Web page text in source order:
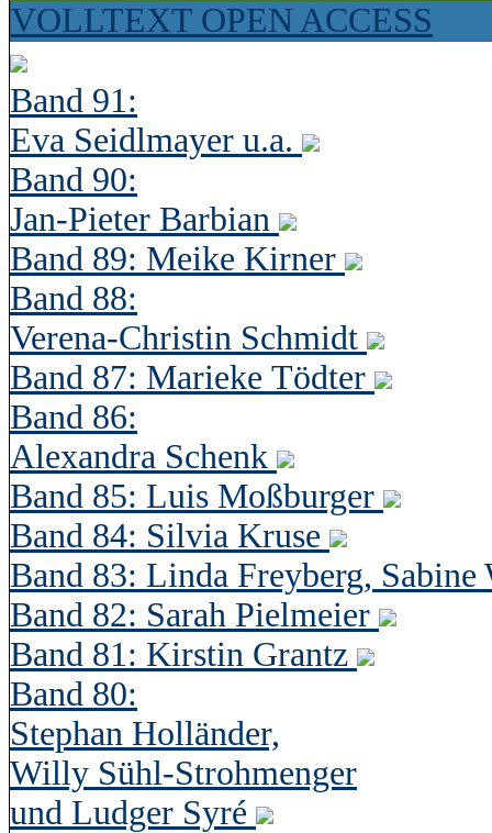
VOLLTEXT OPEN ACCESS
Band 91:
Eva Seidlmayer u.a.
Band 90:
Jan-Pieter Barbian
Band 89: Meike Kirner
Band 88:
Verena-Christin Schmidt
Band 87: Marieke Tödter
Band 86:
Alexandra Schenk
Band 85: Luis Moßburger
Band 84: Silvia Kruse
Band 83: Linda Freyberg,
Band 82: Sarah Pielmeier
Band 81: Kirstin Grantz
Band 80:
Stephan Holländer,
Willy Sühl-Strohmenger
und Ludger Syré